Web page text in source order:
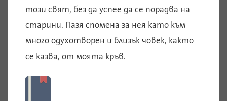
този свят, без да успее да се порадва на
старини. Пазя спомена за нея като към
много одухотворен и близък човек, както
се казва, от моята кръв.